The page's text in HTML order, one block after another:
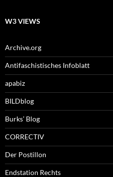
W3 VIEWS
Archive.org
Antifaschistisches Infoblatt
apabiz
BILDblog
Burks’ Blog
CORRECTIV
Der Postillon
Endstation Rechts